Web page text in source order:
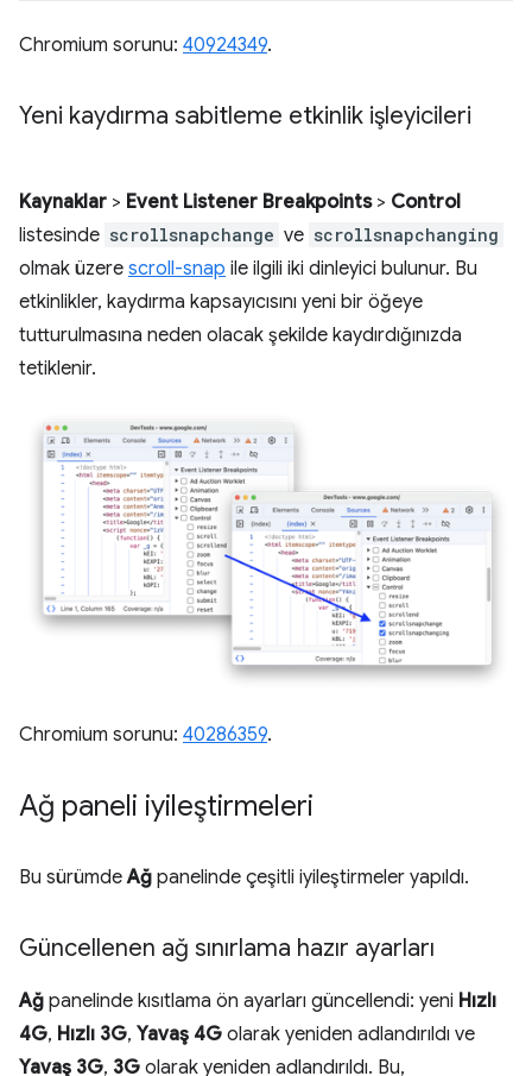
Chromium sorunu: 40924349.
Yeni kaydırma sabitleme etkinlik işleyicileri
Kaynaklar > Event Listener Breakpoints> Control
listesinde scrollsnapchange ve scrollsnapchanging
olmak üzere scroll-snap ile ilgili iki dinleyici bulunur. Bu
etkinlikler, kaydırma kapsayıcısını yeni bir öğeye
tutturulmasına neden olacak şekilde kaydırdığınızda
tetiklenir.
Chromium sorunu: 40286359.
Ağ paneli iyileştirmeleri
Bu sürümdeAğ panelinde çeşitli iyileştirmeler yapıldı.
Güncellenen ağ sınırlama hazır ayarları
Ağ panelinde kısıtlama ön ayarları güncellendi: yeni Hızlı
4G, Hızlı 3G, Yavaş 4G olarak yeniden adlandırıldı ve
Yavaş 3G, 3G olarak yeniden adlandırıldı. Bu,